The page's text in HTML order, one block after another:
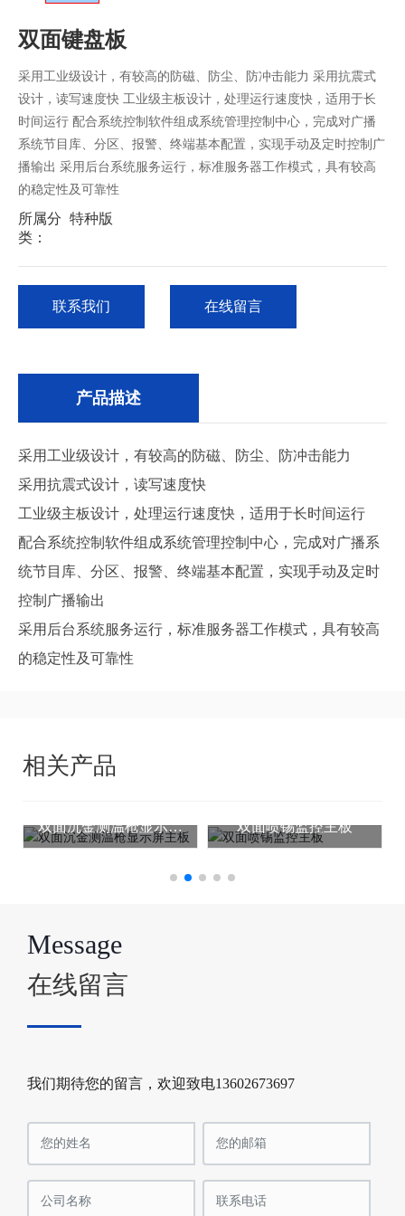
双面键盘板
采用工业级设计，有较高的防磁、防尘、防冲击能力 采用抗震式
设计，读写速度快 工业级主板设计，处理运行速度快，适用于长
时间运行 配合系统控制软件组成系统管理控制中心，完成对广播
系统节目库、分区、报警、终端基本配置，实现手动及定时控制广
播输出 采用后台系统服务运行，标准服务器工作模式，具有较高
的稳定性及可靠性
所属分
类：
特种版
联系我们 在线留言
产品描述
采用工业级设计，有较高的防磁、防尘、防冲击能力
采用抗震式设计，读写速度快
工业级主板设计，处理运行速度快，适用于长时间运行
配合系统控制软件组成系统管理控制中心，完成对广播系
统节目库、分区、报警、终端基本配置，实现手动及定时
控制广播输出
采用后台系统服务运行，标准服务器工作模式，具有较高
的稳定性及可靠性
相关产品
双面沉金测温枪显示屏
主板
双面喷锡监控主板
Message
在线留言
我们期待您的留言，欢迎致电13602673697